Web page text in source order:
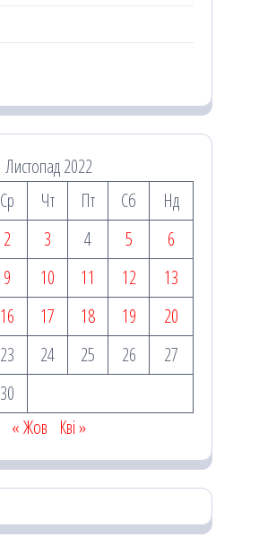
Листопад 2022
Ср Чт Пт Сб
Нд
2 3 4 5
6
9 10 11 12
13
16 17 18 19
20
23 24 25 26
27
30
« Жов Кві »